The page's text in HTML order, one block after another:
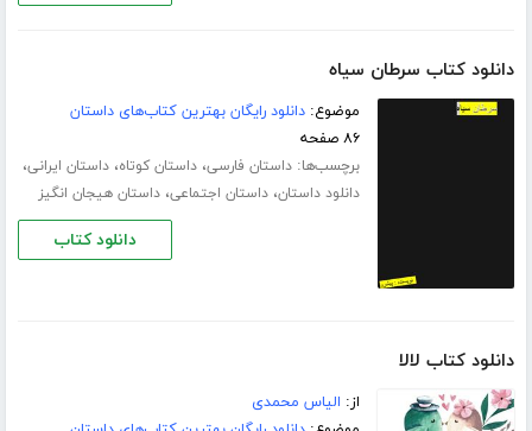
دانلود کتاب سرطان سیاه
موضوع:دانلود رایگان بهترین کتاب‌های داستان
۸۶ صفحه
برچسب‌ها:داستان فارسی،داستان کوتاه،داستان ایرانی،
دانلود داستان،داستان اجتماعی،داستان هیجان انگیز
دانلود کتاب
دانلود کتاب لالا
از: الیاس محمدی